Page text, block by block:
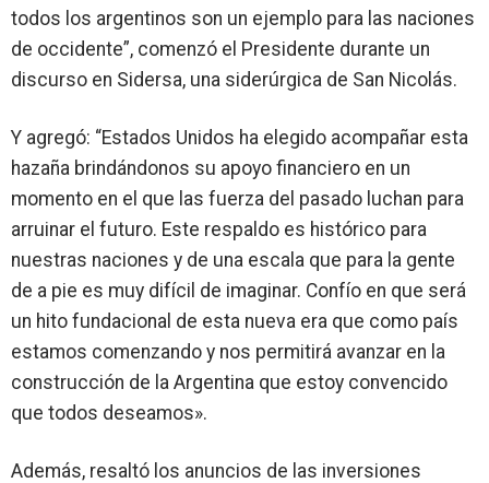
todos los argentinos son un ejemplo para las naciones
de occidente”, comenzó el Presidente durante un
discurso en Sidersa, una siderúrgica de San Nicolás.
Y agregó: “Estados Unidos ha elegido acompañar esta
hazaña brindándonos su apoyo financiero en un
momento en el que las fuerza del pasado luchan para
arruinar el futuro. Este respaldo es histórico para
nuestras naciones y de una escala que para la gente
de a pie es muy difícil de imaginar. Confío en que será
un hito fundacional de esta nueva era que como país
estamos comenzando y nos permitirá avanzar en la
construcción de la Argentina que estoy convencido
que todos deseamos».
Además, resaltó los anuncios de las inversiones